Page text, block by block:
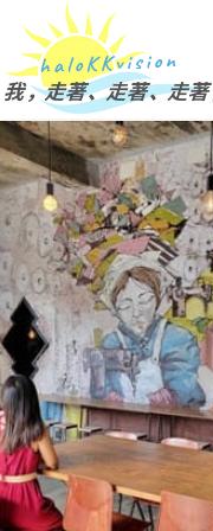
主
要
內
容